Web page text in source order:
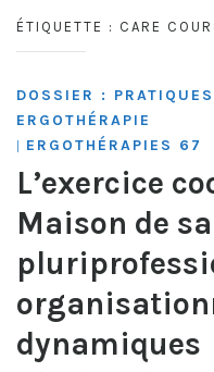
ÉTIQUETTE : CARE
DOSSIER :
ERGOTHÉRAPIE
| ERGOTHÉRAPIES 67
L’exercice
Maison de
dynamiques